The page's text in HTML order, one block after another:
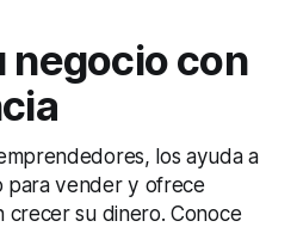
negocio con
los ayuda a
para vender y ofrece
crecer su dinero. Conoce